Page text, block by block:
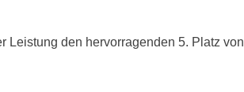
Leistung den hervorragenden 5. Platz von